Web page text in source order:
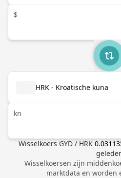
$
HRK - Kroatische kuna
kn
Wisselkoers GYD / HRK
Wisselkoersen zijn
marktdata en worden